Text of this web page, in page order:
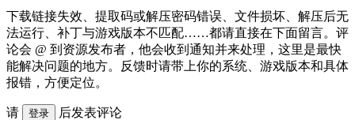
下载链接失效、提取码或解压密码错误、文件损坏、解压后无
法运行、补丁与游戏版本不匹配……都请直接在下面留言。评
论会 @ 到资源发布者，他会收到通知并来处理，这里是最快
能解决问题的地方。反馈时请带上你的系统、游戏版本和具体
报错，方便定位。
请 登录 后发表评论